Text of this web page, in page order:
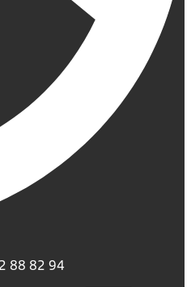
88 82 94